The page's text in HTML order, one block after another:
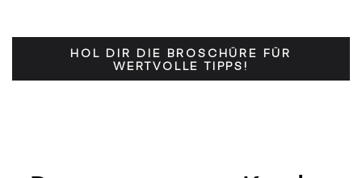
HOL DIR DIE BROSCHÜRE FÜR
WERTVOLLE TIPPS!